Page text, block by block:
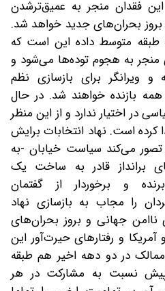
فقدان منجر به عمیق‌ترشدن
بحران‌های جدید خواهد شد.
متوسط داده این است که
به هجوم توده‌ها می‌شود و
و ویرانگر برای بازسازی نظم
بازنده خواهند شد. در حال
در اختیار ندارد و از این منظر
کرده است. نهاد انتخابات برایش
می‌کند سیاست خیابان -به
برانداز قادر به ساخت یک
و برخوردار از گفتمان
را مجاب به بازسازی نهاد
جهانی و بروز بحران‌های
و رفتارهای حیرت‌آور این
در دو دهه اخیر هم ‌طبقه
نسبت به مشارکت در هر